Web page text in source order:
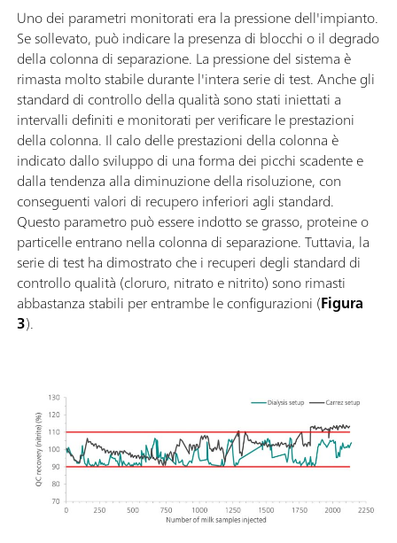
Uno dei parametri monitorati era la pressione dell'impianto.
Se sollevato, può indicare la presenza di blocchi o il degrado
della colonna di separazione. La pressione del sistema è
rimasta molto stabile durante l'intera serie di test. Anche gli
standard di controllo della qualità sono stati iniettati a
intervalli definiti e monitorati per verificare le prestazioni
della colonna. Il calo delle prestazioni della colonna è
indicato dallo sviluppo di una forma dei picchi scadente e
dalla tendenza alla diminuzione della risoluzione, con
conseguenti valori di recupero inferiori agli standard.
Questo parametro può essere indotto se grasso, proteine ​​o
particelle entrano nella colonna di separazione. Tuttavia, la
serie di test ha dimostrato che i recuperi degli standard di
controllo qualità (cloruro, nitrato e nitrito) sono rimasti
abbastanza stabili per entrambe le configurazioni (Figura
3).